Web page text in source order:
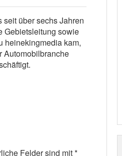
über sechs Jahren
Gebietsleitung sowie
heinekingmedia kam,
Automobilbranche
Felder sind mit*